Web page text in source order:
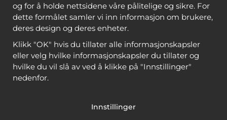
og for å holde nettsidene våre pålitelige og sikre. For
dette formålet samler vi inn informasjon om brukere,
deres design og deres enheter.
Klikk "OK" hvis du tillater alle informasjonskapsler
eller velg hvilke informasjonskapsler du tillater og
hvilke du vil slå av ved å klikke på "Innstillinger"
nedenfor.
Innstillinger